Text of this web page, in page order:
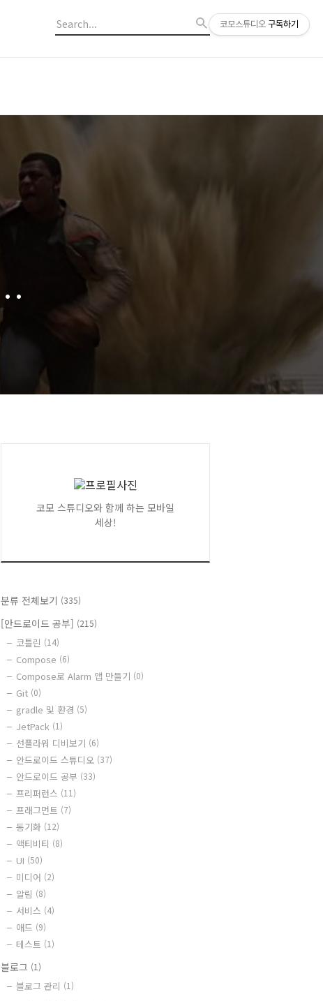
코모 스튜디오와 함께 하는 모바일
세상!
분류 전체보기 (335)
[안드로이드 공부] (215)
코틀린 (14)
Compose (6)
Compose로 Alarm 앱 만들기 (0)
Git (0)
gradle 및 환경 (5)
JetPack (1)
선플라워 디비보기 (6)
안드로이드 스튜디오 (37)
안드로이드 공부 (33)
프리퍼런스 (11)
프래그먼트 (7)
동기화 (12)
액티비티 (8)
UI (50)
미디어 (2)
알림 (8)
서비스 (4)
애드 (9)
테스트 (1)
블로그 (1)
블로그 관리 (1)
코모스튜디오 구독하기